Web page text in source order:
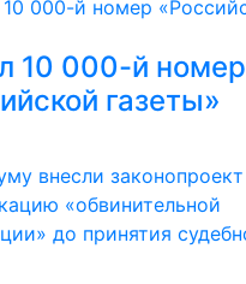
10 000-й номер
газеты»